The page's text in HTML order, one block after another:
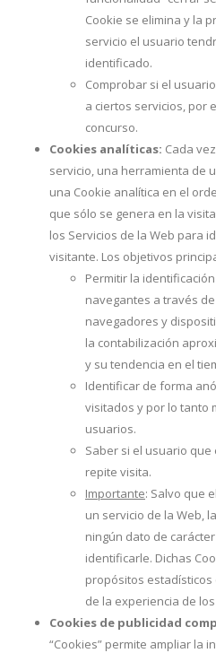
Cookie se elimina y la
servicio el usuario
identificado.
Comprobar si el
a ciertos servicios, por
concurso.
Cookies analíticas: Cada
servicio, una herramienta de
una Cookie analítica en el
que sólo se genera en la
los Servicios de la Web para
visitante. Los objetivos
Permitir la
navegantes a través
navegadores y
la contabilización
y su tendencia en el
Identificar de forma
visitados y por lo tanto
usuarios.
Saber si el usuario
repite visita.
Importante: Salvo que
un servicio de la Web,
ningún dato de
identificarle. Dichas
propósitos
de la experiencia de
Cookies de publicidad
“Cookies” permite ampliar la